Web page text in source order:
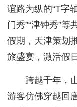
谊路为纵的“T字
门秀”“津钟秀”
假期，天津策划
旅盛宴，激活假
跨越千年，
游客仿佛穿越回